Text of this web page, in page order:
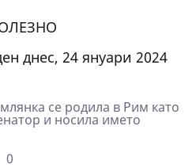
днес, 24 януари 2024
се родила в Рим като
и носила името
0